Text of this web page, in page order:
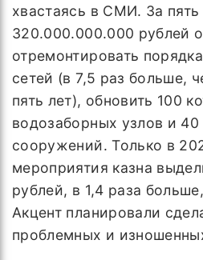
хвастаясь в СМИ. За пять
320.000.000.000 рублей
отремонтировать
сетей (в 7,5 раз больше,
пять лет), обновить 100
водозаборных узлов и 40
сооружений. Только в
мероприятия казна
рублей, в 1,4 раза
Акцент планировали
проблемных и